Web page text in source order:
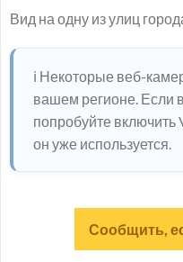
Вид на одну из улиц
ℹ️ Некоторые веб-
вашем регионе. Если
попробуйте включить
он уже используется.
Сообщить,